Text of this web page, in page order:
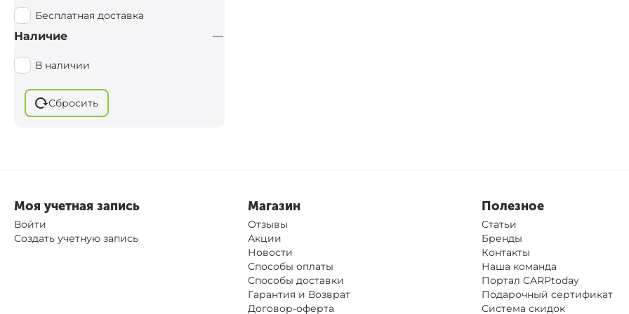
KORUM
Cygnet
BoyaBY
Бесплатная доставка
Наличие
В наличии
Сбросить
Моя учетная запись
Войти
Создать учетную запись
Магазин
Отзывы
Акции
Новости
Способы оплаты
Способы доставки
Гарантия и Возврат
Договор-оферта
Полезное
Статьи
Бренды
Контакты
Наша команда
Портал CARPtoday
Подарочный сертификат
Система скидок